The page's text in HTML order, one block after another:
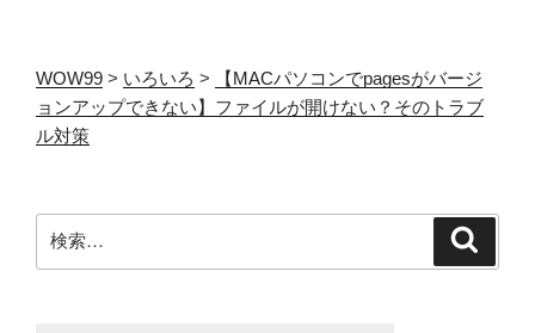
WOW99 > いろいろ >
【MACパソコンでpagesがバージ
ョンアップできない】ファイルが開けない？そのトラブ
ル対策
検
索: